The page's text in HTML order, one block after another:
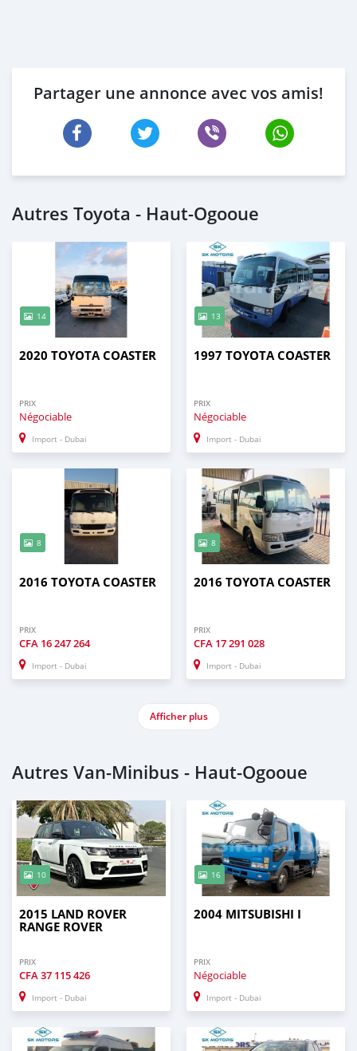
Partager une annonce avec vos amis!
Autres Toyota - Haut-Ogooue
14
2020 TOYOTA COASTER
PRIX
Négociable
Import - Dubai
13
1997 TOYOTA COASTER
PRIX
Négociable
Import - Dubai
8
2016 TOYOTA COASTER
PRIX
CFA 16 247 264
Import - Dubai
8
2016 TOYOTA COASTER
PRIX
CFA 17 291 028
Import - Dubai
Afficher plus
Autres Van‒Minibus - Haut-Ogooue
10
2015 LAND ROVER
RANGE ROVER
PRIX
CFA37 115 426
Import - Dubai
16
2004 MITSUBISHI I
PRIX
Négociable
Import - Dubai